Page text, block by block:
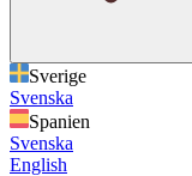
Sverige
Svenska
Spanien
Svenska
English